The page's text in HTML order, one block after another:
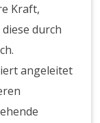
Kraft,
durch
angeleitet